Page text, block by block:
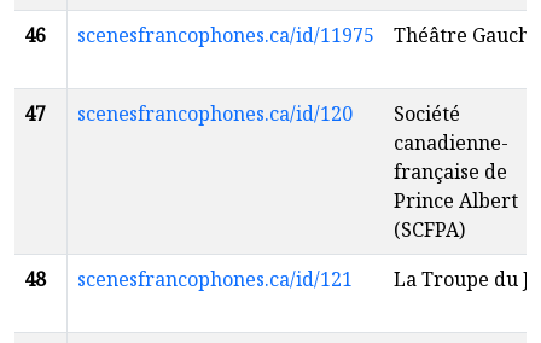
46 scenesfrancophones.ca/id/11975 Théâtre Gauche
47 scenesfrancophones.ca/id/120
Société
canadienne-
française de
Prince Albert
(SCFPA)
48
scenesfrancophones.ca/id/121 La Troupe du